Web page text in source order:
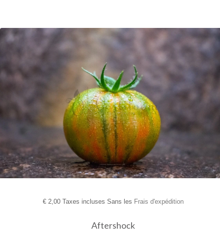
€2,00 Taxes incluses Sans les Frais d'expédition
Aftershock